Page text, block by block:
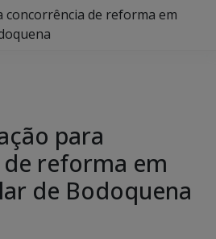
concorrência de reforma em
para
reforma em
de Bodoquena